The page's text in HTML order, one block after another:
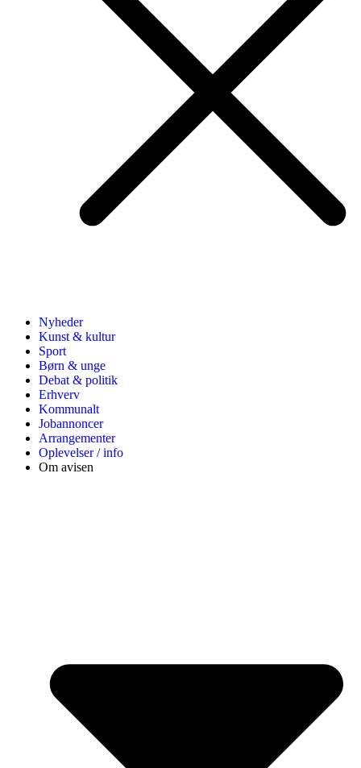
Nyheder
Kunst & kultur
Sport
Børn & unge
Debat & politik
Erhverv
Kommunalt
Jobannoncer
Arrangementer
Oplevelser / info
Om avisen